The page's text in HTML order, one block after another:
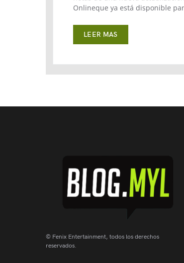
Onlineque ya está disponible
LEER MAS
© Fenix Entertainment, todos los derechos
reservados.